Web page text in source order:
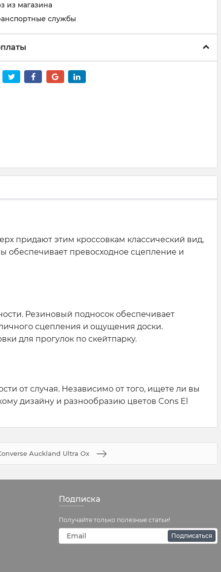
из магазина
службы
придают этим кроссовкам классический вид,
обеспечивает превосходное сцепление и
Резиновый подносок обеспечивает
сцепления и ощущения доски.
для прогулок по скейтпарку.
от случая. Независимо от того, ищете ли вы
дизайну и разнообразию цветов Cons El
Auckland Ultra Ox
Подписка
Получайте только полезные статьи!
Подписаться